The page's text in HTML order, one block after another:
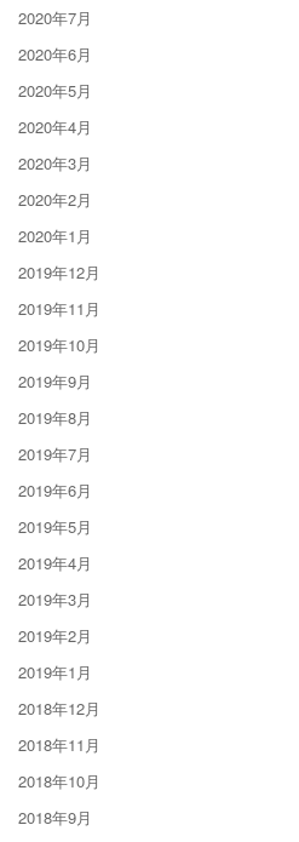
2020年7月
2020年6月
2020年5月
2020年4月
2020年3月
2020年2月
2020年1月
2019年12月
2019年11月
2019年10月
2019年9月
2019年8月
2019年7月
2019年6月
2019年5月
2019年4月
2019年3月
2019年2月
2019年1月
2018年12月
2018年11月
2018年10月
2018年9月